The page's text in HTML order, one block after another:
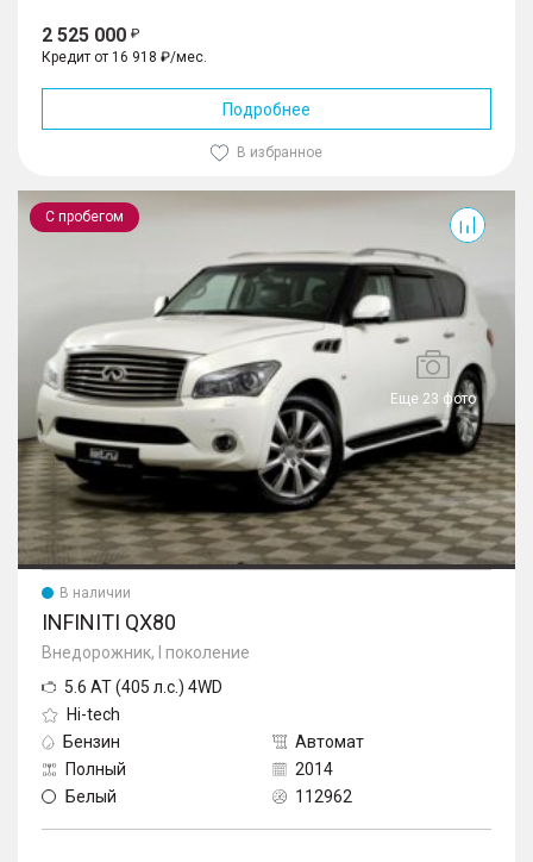
2 525 000
Кредит от 16 918 ₽/мес.
Подробнее
В избранное
С пробегом
Еще 23 фото
QX80
В наличии
INFINITI QX80
Внедорожник, I поколение
5.6 AT (405 л.с.) 4WD
Hi-tech
Бензин
Автомат
Полный
2014
Белый
112962